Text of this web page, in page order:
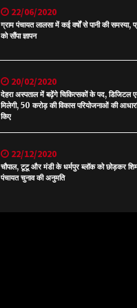
22/06/2020
ग्राम पंचायत लालसा में कई वर्षों से पानी की समस्या,
को सौंपा ज्ञापन
20/02/2020
देहरा अस्पताल में बढ़ेंगे चिकित्सकों के पद, डिजिटल
मिलेगी, 50 करोड़ की विकास परियोजनाओं की
किए
22/12/2020
चौपाल, टूटू और मंडी के धर्मपुर ब्लॉक को छोड़कर
पंचायत चुनाव की अनुमति